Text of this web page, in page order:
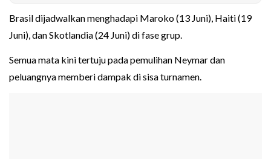
Brasil dijadwalkan menghadapi Maroko (13 Juni), Haiti (19
Juni), dan Skotlandia (24 Juni) di fase grup.
Semua mata kini tertuju pada pemulihan Neymar dan
peluangnya memberi dampak di sisa turnamen.